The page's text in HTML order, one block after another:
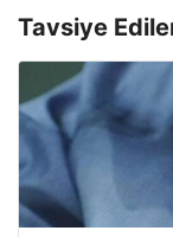
Tavsiye